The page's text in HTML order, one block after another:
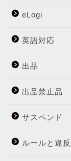
eLogi
英語対応
出品
出品禁止品
サスペンド
ルールと違反